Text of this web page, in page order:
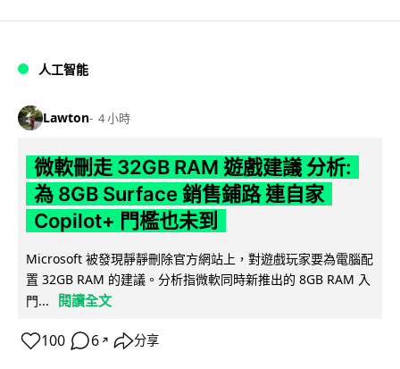
人工智能
Lawton 4 小時
微軟刪走 32GB RAM 遊戲建議 分析:
為 8GB Surface 銷售鋪路 連自家
Copilot+ 門檻也未到
Microsoft 被發現靜靜刪除官方網站上，對遊戲玩家要為電腦配
置 32GB RAM 的建議。分析指微軟同時新推出的 8GB RAM 入
門...
閱讀全文
100 6 ↗ 分享